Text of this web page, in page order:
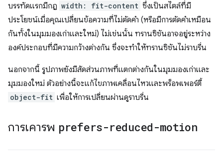
บรรทัดแรกมีกฎ width: fit-content ซึ่งเป็นสไตล์ที่มี
ประโยชน์เมื่อคุณเปลี่ยนข้อความที่ไม่ตัดคำ (หรือมีการตัดคำเหมือน
กันทั้งในมุมมองเก่าและใหม่) ไม่เช่นนั้น ทรานซิชันอาจอยู่ระหว่าง
องค์ประกอบที่มีความกว้างต่างกัน ซึ่งจะทำให้ทรานซิชันไม่ราบรื่น
นอกจากนี้ รูปภาพยังมีสัดส่วนภาพที่แตกต่างกันในมุมมองเก่าและ
มุมมองใหม่ ตัวอย่างนี้จะแก้ไขภาพเคลื่อนไหวและพร็อพเพอร์ตี้
object-fit เพื่อให้การเปลี่ยนผ่านดูราบรื่น
การเคารพ prefers-reduced-motion